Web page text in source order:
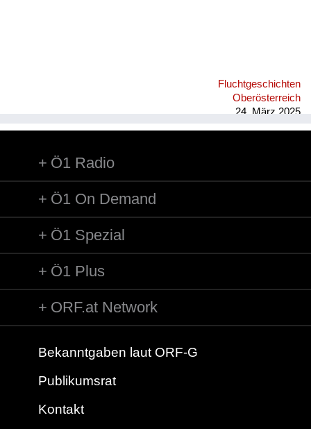
Fluchtgeschichten
Oberösterreich
24. März 2025
Ö1 Radio
Ö1 On Demand
Ö1 Spezial
Ö1 Plus
ORF.at Network
Bekanntgaben laut ORF-G
Publikumsrat
Kontakt